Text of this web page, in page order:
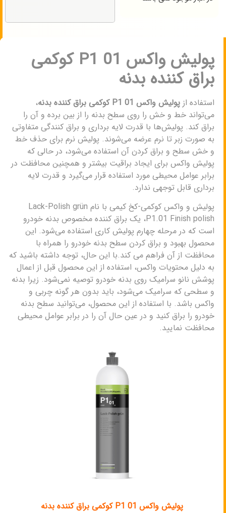
پولیش واکس P1 01 کوکمی
براق کننده بدنه
استفاده از پولیش واکس P1 01 کوکمی براق کننده بدنه
،
می‌تواند خط و خش را روی سطح بدنه را از بین برده و آن را
براق کند. پولیش‌ها با قدرت لایه برداری و براق کنندگی متفاوتی
به صورت زبر تا نرم عرضه می‌شوند. پولیش نرم برای حذف خط
و خش سطح و براق کردن آن استفاده می‌شود، در حالی که
پولیش واکس برای ایجاد براقیت بیشتر و همچنین محافظت در
برابر عوامل محیطی مورد استفاده قرار می‌گیرد و قدرت لایه
برداری قابل توجهی ندارد.
پولیش و واکس کوکمی-کخ کیمی با نام Lack-Polish grün
P1.01 Finish polish، یک براق کننده مخصوص بدنه خودرو
است که در مرحله چهارم پولیش کاری استفاده می‌شود. این
محصول بهبود و براق کردن سطح بدنه خودرو را همراه با
محافظت از آن فراهم می‌ کند.با این حال، توجه داشته باشید که
به دلیل محتویات واکس، استفاده از این محصول قبل از اعمال
پوشش نانو سرامیک روی بدنه خودرو توصیه نمی‌شود. زیرا بدنه
و سطحی که سرامیک می‌شود، باید بدون هر گونه چربی و
واکس باشد. با استفاده از این محصول، می‌توانید سطح بدنه
خودرو را براق کنید و در عین حال آن را در برابر عوامل محیطی
محافظت نمایید.
پولیش واکس P1 01 کوکمی براق کننده بدنه